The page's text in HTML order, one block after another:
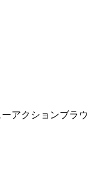
アクションブラウ